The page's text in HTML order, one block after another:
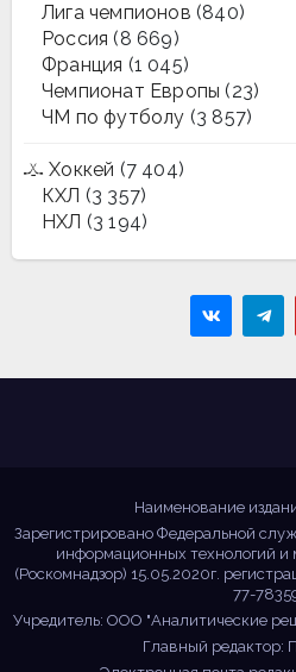
Лига чемпионов (840)
Россия (8 669)
Франция (1 045)
Чемпионат Европы (23)
ЧМ по футболу (3 857)
Хоккей (7 404)
КХЛ (3 357)
НХЛ (3 194)
Наименование
Зарегистрировано Федеральной
информационных технологий
(Роскомнадзор) 15.05.2020г.
77-
Учредитель: ООО "Аналитические
Главный редактор: